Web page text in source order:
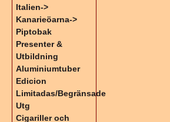
Italien->
Kanarieöarna->
Piptobak
Presenter &
Utbildning
Aluminiumtuber
Edicion
Limitadas/Begränsade
Utg
Cigariller och